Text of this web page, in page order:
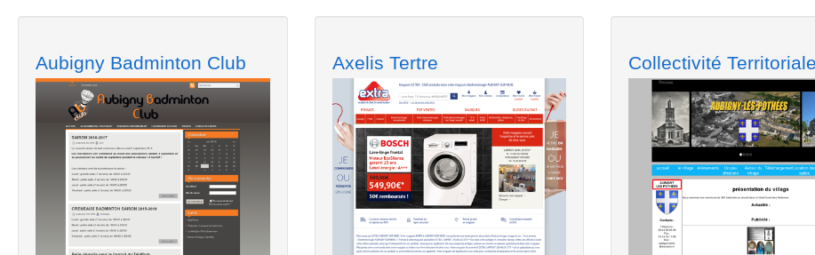
Aubigny Badminton Club Axelis Tertre Collectivité Territoriale